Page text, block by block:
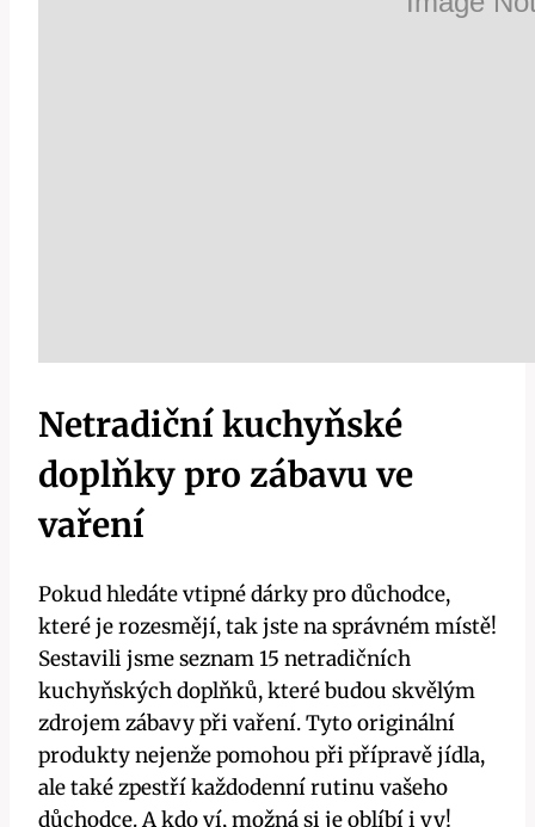
Netradiční kuchyňské
doplňky pro zábavu ve
vaření
Pokud hledáte vtipné dárky pro důchodce,
které je rozesmějí, tak jste na správném místě!
Sestavili jsme seznam 15 netradičních
kuchyňských doplňků, které budou skvělým
zdrojem zábavy při vaření. Tyto originální
produkty nejenže pomohou při přípravě jídla,
ale také zpestří každodenní rutinu vašeho
důchodce. A kdo ví, možná si je oblíbí i vy!